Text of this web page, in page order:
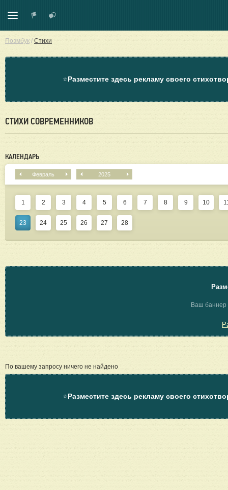
Поэмбук / Стихи
⭐Разместите здесь рекламу своего
СТИХИ СОВРЕМЕННИКОВ
КАЛЕНДАРЬ
Февраль 2025
1 2 3 4 5 6 7 8 9 10
23 24 25 26 27 28
Ваш баннер
По вашему запросу ничего не найдено
⭐Разместите здесь рекламу своего